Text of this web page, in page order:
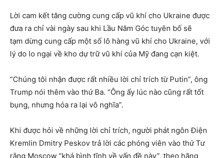
Lời cam kết tăng cường cung cấp vũ khí cho Ukraine được
đưa ra chỉ vài ngày sau khi Lầu Năm Góc tuyên bố sẽ
tạm dừng cung cấp một số lô hàng vũ khí cho Ukraine, với
lý do lo ngại về kho dự trữ vũ khí của Mỹ đang cạn kiệt.
“Chúng tôi nhận được rất nhiều lời chỉ trích từ Putin”, ông
Trump nói thêm vào thứ Ba. “Ông ấy lúc nào cũng rất tốt
bụng, nhưng hóa ra lại vô nghĩa”.
Khi được hỏi về những lời chỉ trích, người phát ngôn Điện
Kremlin Dmitry Peskov trả lời các phóng viên vào thứ Tư
rằng Moscow “khá bình tĩnh về vấn đề này”, theo hãng